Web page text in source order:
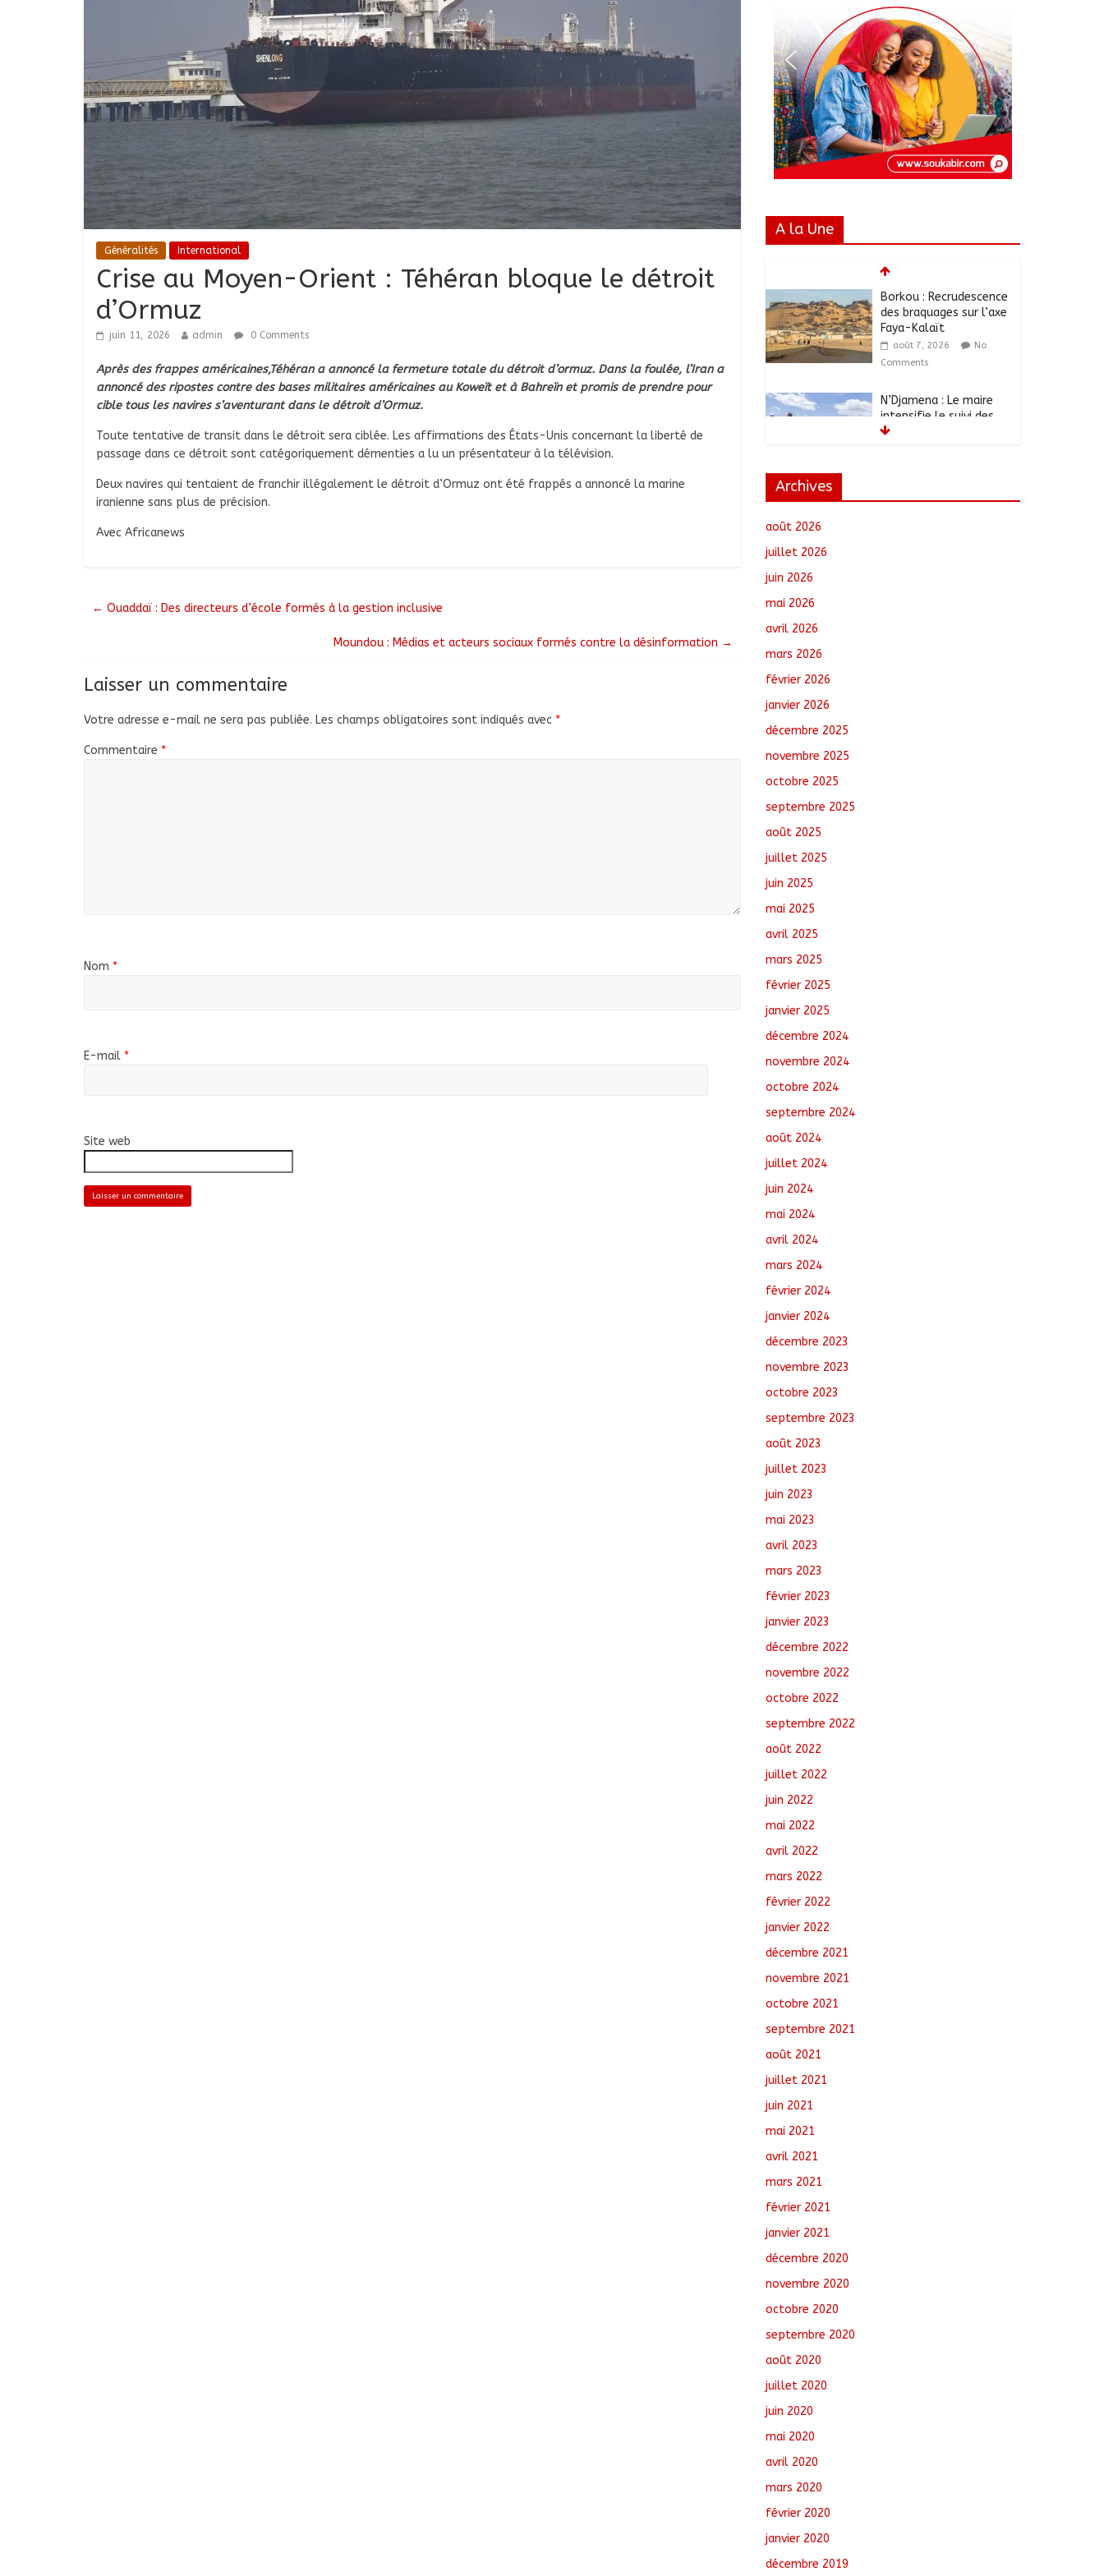
Généralités International
Crise au Moyen-Orient : Téhéran bloque le détroit
d’Ormuz
juin 11, 2026 admin 0 Comments
Après des frappes américaines,Téhéran a annoncé la fermeture totale du détroit d’ormuz. Dans la foulée, l’Iran a
annoncé des ripostes contre des bases militaires américaines au Koweït et à Bahreïn et promis de prendre pour
cible tous les navires s’aventurant dans le détroit d’Ormuz.
Toute tentative de transit dans le détroit sera ciblée. Les affirmations des États-Unis concernant la liberté de
passage dans ce détroit sont catégoriquement démenties a lu un présentateur à la télévision.
Deux navires qui tentaient de franchir illégalement le détroit d’Ormuz ont été frappés a annoncé la marine
iranienne sans plus de précision.
Avec Africanews
← Ouaddaï : Des directeurs d’école formés à la gestion inclusive
Moundou : Médias et acteurs sociaux formés contre la désinformation →
Laisser un commentaire
Votre adresse e-mail ne sera pas publiée. Les champs obligatoires sont indiqués avec *
Commentaire *
Nom *
E-mail *
Site web
A la Une
Borkou : Recrudescence
des braquages sur l’axe
Faya-Kalaït
août 7, 2026
No
Comments
N’Djamena : Le maire
intensifie le suivi des
chantiers municipaux
Moyen-Chari : Les
Comments
Archives
août 2026
juillet 2026
juin 2026
mai 2026
avril 2026
mars 2026
février 2026
janvier 2026
décembre 2025
novembre 2025
octobre 2025
septembre 2025
août 2025
juillet 2025
juin 2025
mai 2025
avril 2025
mars 2025
février 2025
janvier 2025
décembre 2024
novembre 2024
octobre 2024
septembre 2024
août 2024
juillet 2024
juin 2024
mai 2024
avril 2024
mars 2024
février 2024
janvier 2024
décembre 2023
novembre 2023
octobre 2023
septembre 2023
août 2023
juillet 2023
juin 2023
mai 2023
avril 2023
mars 2023
février 2023
janvier 2023
décembre 2022
novembre 2022
octobre 2022
septembre 2022
août 2022
juillet 2022
juin 2022
mai 2022
avril 2022
mars 2022
février 2022
janvier 2022
décembre 2021
novembre 2021
octobre 2021
septembre 2021
août 2021
juillet 2021
juin 2021
mai 2021
avril 2021
mars 2021
février 2021
janvier 2021
décembre 2020
novembre 2020
octobre 2020
septembre 2020
août 2020
juillet 2020
juin 2020
mai 2020
avril 2020
mars 2020
février 2020
janvier 2020
décembre 2019